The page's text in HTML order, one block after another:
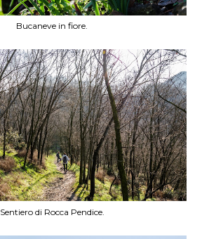
Bucaneve in fiore.
Sentiero di Rocca Pendice.